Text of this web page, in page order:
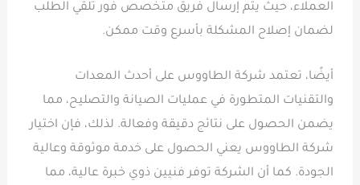
العملاء، حيث يتم إرسال فريق متخصص فور تلقي الطلب
لضمان إصلاح المشكلة بأسرع وقت ممكن.
أيضًا، تعتمد شركة الطاووس على أحدث المعدات
والتقنيات المتطورة في عمليات الصيانة والتصليح، مما
يضمن الحصول على نتائج دقيقة وفعالة. لذلك، فإن اختيار
شركة الطاووس يعني الحصول على خدمة موثوقة وعالية
الجودة. كما أن الشركة توفر فنيين ذوي خبرة عالية، مما